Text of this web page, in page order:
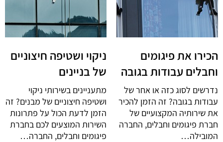
הכירו את פיגומים
וחבלים עבודות בגובה
נדרשים לסוג כזה או אחר של
עבודות בגובה? זה הזמן להכיר
את שירותיה המקצועיים של
חברת פיגומים וחבלים, החברה
המובילה…
ניקוי ושטיפה חיצוניים
של בניינים
מתעניינים בשירותי ניקוי
ושטיפה חיצוניים של מבנים? זה
הזמן לדעת הכול על פתרונות
השירות המוצעים לכם בחברת
פיגומים וחבלים, החברה…